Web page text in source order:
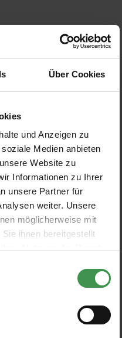
Über Cookies
und Anzeigen zu
Medien anbieten
Website zu
Informationen zu Ihrer
unsere Partner für
weiter. Unsere
möglicherweise mit
ihnen bereitgestellt
Correct
+1
peint Auguste
De 220,00 €